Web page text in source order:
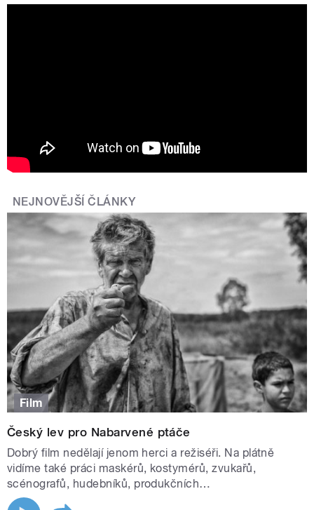
NEJNOVĚJŠÍ ČLÁNKY
Film
Český lev pro Nabarvené ptáče
Dobrý film nedělají jenom herci a režiséři. Na plátně
vidíme také práci maskérů, kostymérů, zvukařů,
scénografů, hudebníků, produkčních…